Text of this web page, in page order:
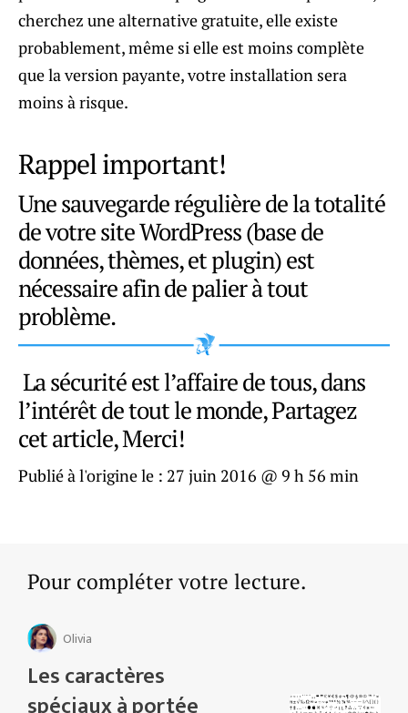
cherchez une alternative gratuite, elle existe
probablement, même si elle est moins complète
que la version payante, votre installation sera
moins à risque.
Rappel important!
Une sauvegarde régulière de la totalité
de votre site WordPress (base de
données, thèmes, et plugin) est
nécessaire afin de palier à tout
problème.
La sécurité est l’affaire de tous, dans
l’intérêt de tout le monde, Partagez
cet article, Merci!
Publié à l'origine le : 27 juin 2016 @ 9 h 56 min
Pour compléter votre lecture.
Olivia
Les caractères